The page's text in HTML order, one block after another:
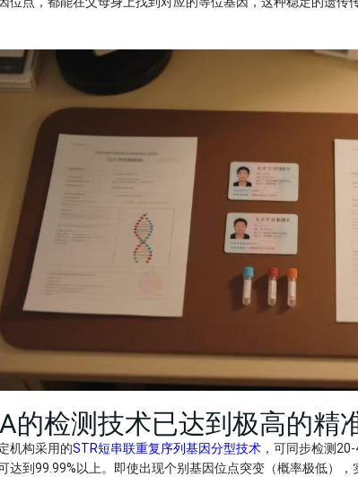
的检测技术已达到极高的精
机构采用的STR短串联重复序列基因分型技术 ，可同步检测
达到99.99%以上。即使出现个别基因位点突变（概率极低）